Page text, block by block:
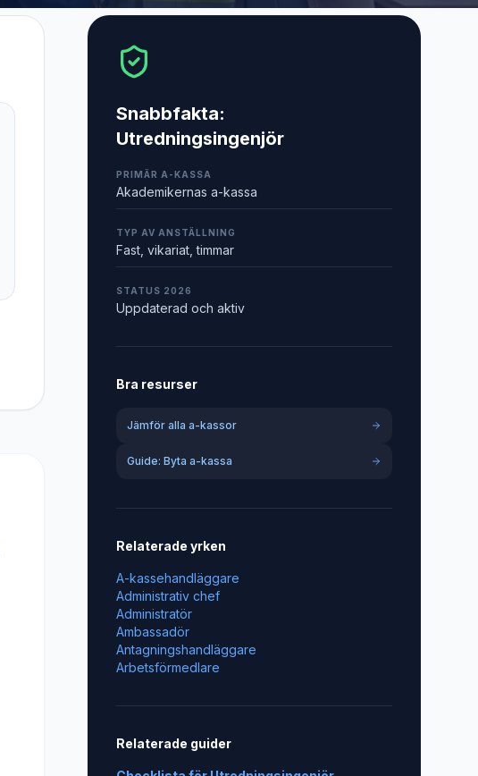
Snabbfakta:
Utredningsingenjör
PRIMÄR A-KASSA
Akademikernas a-kassa
TYP AV ANSTÄLLNING
Fast, vikariat, timmar
STATUS 2026
Uppdaterad och aktiv
Bra resurser
Jämför alla a-kassor
Guide: Byta a-kassa
Relaterade yrken
A-kassehandläggare
Administrativ chef
Administratör
Ambassadör
Antagningshandläggare
Arbetsförmedlare
Relaterade guider